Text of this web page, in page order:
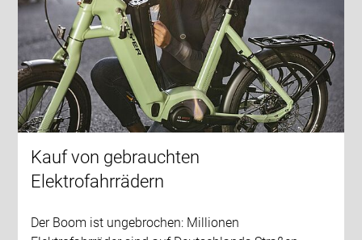
Kauf von gebrauchten
Elektrofahrrädern
Der Boom ist ungebrochen: Millionen